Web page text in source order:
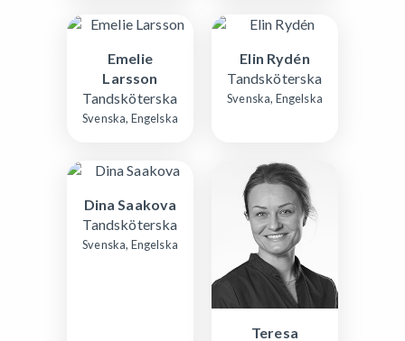
Emelie
Larsson
Tandsköterska
Svenska, Engelska
Elin Rydén
Tandsköterska
Svenska, Engelska
Dina Saakova
Tandsköterska
Svenska, Engelska
Teresa